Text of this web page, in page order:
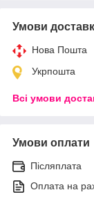
Умови
Нова Пошта
Укрпошта
Всі умови
Умови оплати
Післяплата
Оплата на